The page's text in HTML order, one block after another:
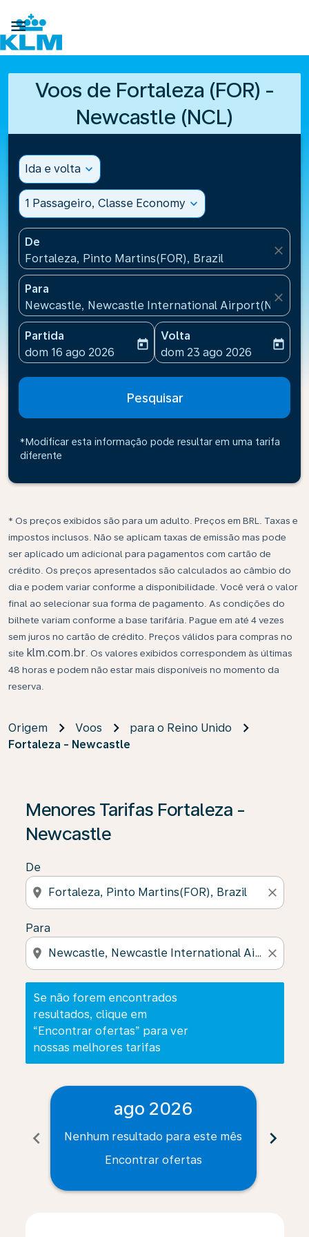

Voos de Fortaleza (FOR) -
Newcastle (NCL)
Ida e volta expand_more
1 Passageiro, Classe Economy expand_more
De
Fortaleza, Pinto Martins(FOR), Brazil
close
Para
Newcastle, Newcastle International Airport(NCL),
close
Partida
fc-booking-departure-date-aria-label
dom 16 ago 2026
today
Volta
fc-booking-return-date-
dom 23 ago 2026
today
Pesquisar
*Modificar esta informação pode resultar em uma tarifa
diferente
* Os preços exibidos são para um adulto. Preços em BRL. Taxas e
impostos inclusos. Não se aplicam taxas de emissão mas pode
ser aplicado um adicional para pagamentos com cartão de
crédito. Os preços apresentados são calculados ao câmbio do
dia e podem variar conforme a disponibilidade. Você verá o valor
final ao selecionar sua forma de pagamento. As condições do
bilhete variam conforme a base tarifária. Pague em até 4 vezes
sem juros no cartão de crédito. Preços válidos para compras no
site klm.com.br . Os valores exibidos correspondem às últimas
48 horas e podem não estar mais disponíveis no momento da
reserva.
Origem Voos
para o Reino Unido
Fortaleza - Newcastle
Menores Tarifas Fortaleza -
Newcastle
De
location_on close
Para
location_on close
Se não forem encontrados
resultados, clique em
“Encontrar ofertas” para ver
nossas melhores tarifas
Se não forem encontrados resultados, clique em
chevron_left
ago 2026
Nenhum resultado para este mês
Encontrar ofertas
chevron_right